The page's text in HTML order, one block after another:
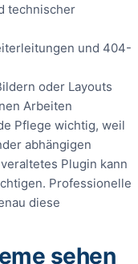
technischer
und 404-
oder Layouts
Arbeiten
Pflege wichtig, weil
abhängigen
Plugin kann
Professionelle
diese
sehen